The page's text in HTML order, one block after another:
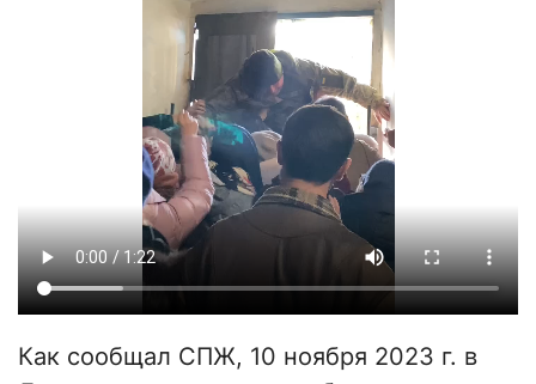
Как сообщал СПЖ, 10 ноября 2023 г. в